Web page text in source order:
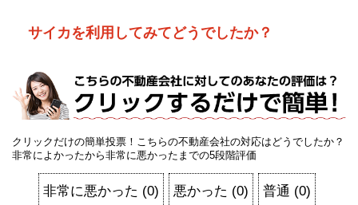
サイカを利用してみてどうでしたか？
クリックだけの簡単投票！こちらの不動産会社の対応はどうでしたか？
非常によかったから非常に悪かったまでの5段階評価
非常に悪かった (0) 悪かった (0) 普通 (0)